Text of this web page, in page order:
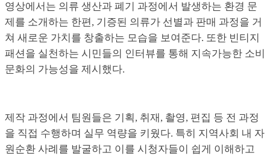
영상에서는 의류 생산과 폐기 과정에서 발생하는 환경 문
제를 소개하는 한편, 기증된 의류가 선별과 판매 과정을 거
쳐 새로운 가치를 창출하는 모습을 보여준다. 또한 빈티지
패션을 실천하는 시민들의 인터뷰를 통해 지속가능한 소비
문화의 가능성을 제시했다.
제작 과정에서 팀원들은 기획, 취재, 촬영, 편집 등 전 과정
을 직접 수행하며 실무 역량을 키웠다. 특히 지역사회 내 자
원순환 사례를 발굴하고 이를 시청자들이 쉽게 이해하고